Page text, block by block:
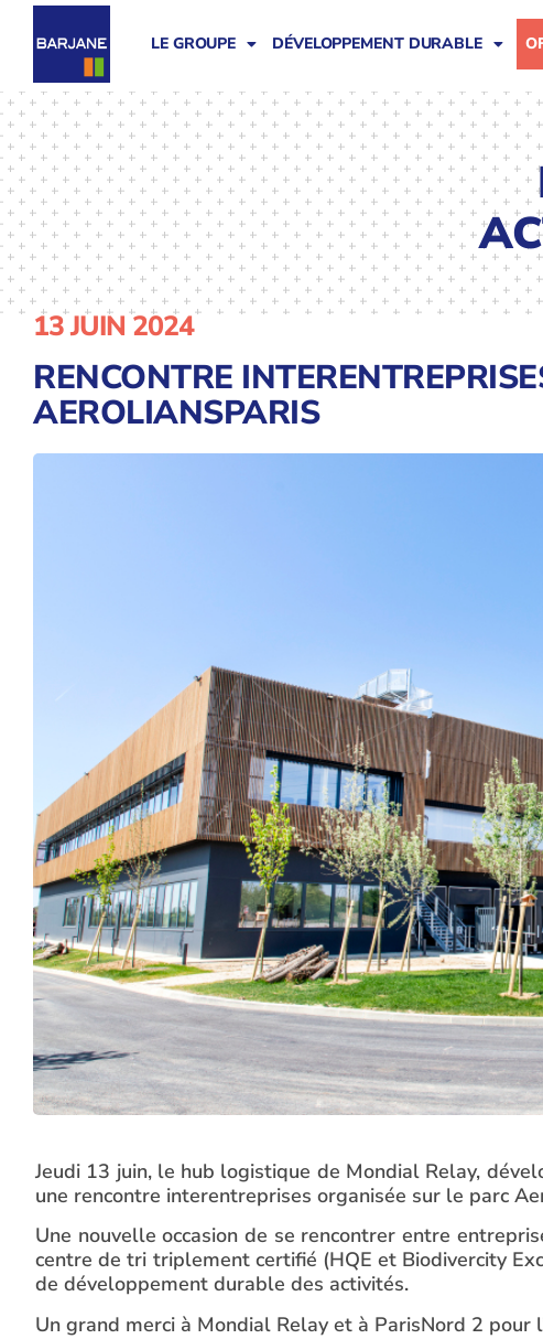
LE GROUPE DÉVELOPPEMENT DURABLE
13 JUIN 2024
RENCONTRE
AEROLIANSPARIS
Jeudi 13 juin, le hub logistique de Mondial Relay,
une rencontre interentreprises organisée sur le parc
Une nouvelle occasion de se rencontrer entre
centre de tri triplement certifié (HQE et Biodivercity
de développement durable des activités.
Un grand merci à Mondial Relay et à ParisNord 2 pour